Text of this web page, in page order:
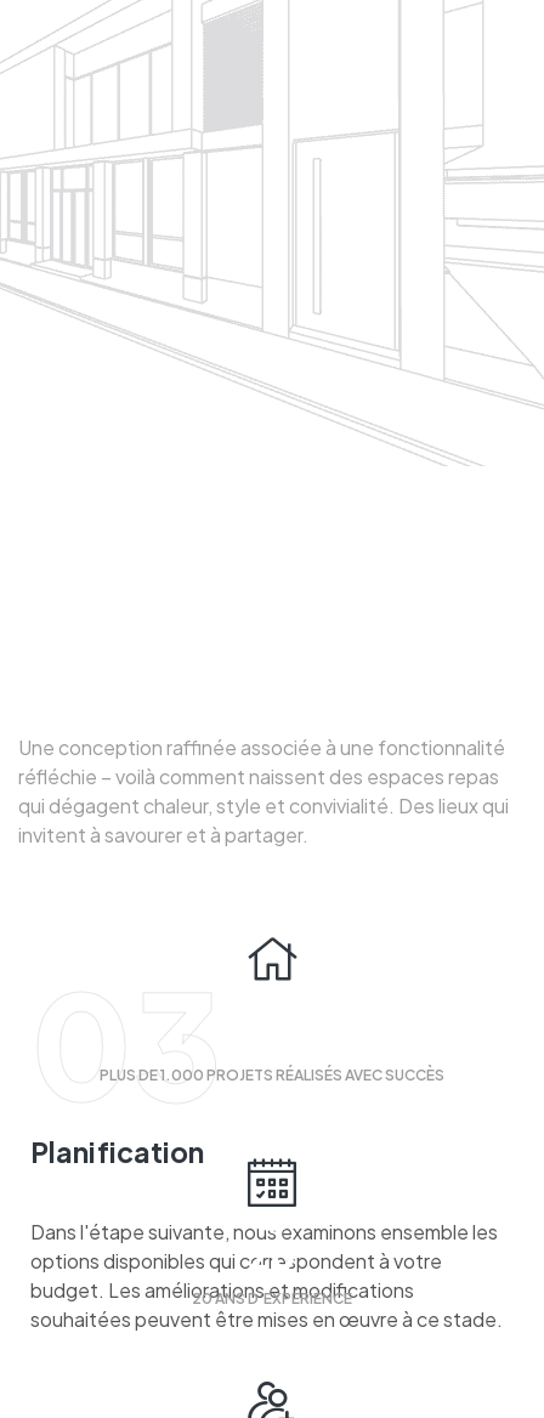
03
Planification
Dans l'étape suivante, nous examinons ensemble les
options disponibles qui correspondent à votre
budget. Les améliorations et modifications
souhaitées peuvent être mises en œuvre à ce stade.
Une conception raffinée associée à une fonctionnalité
réfléchie – voilà comment naissent des espaces repas
qui dégagent chaleur, style et convivialité. Des lieux qui
invitent à savourer et à partager.
PLUS DE 1.000 PROJETS RÉALISÉS AVEC SUCCÈS
20
20 ANS D’EXPÉRIENCE